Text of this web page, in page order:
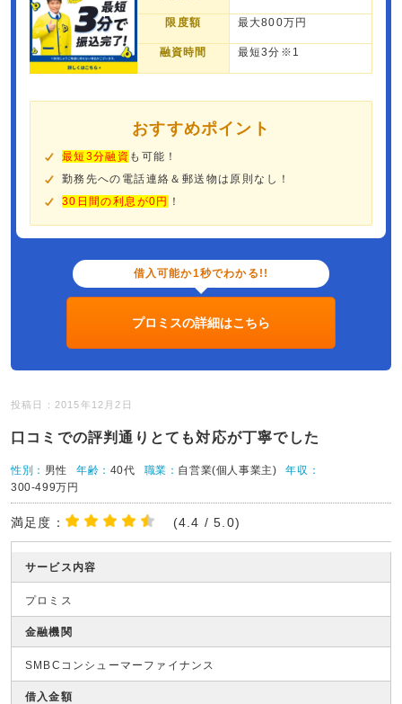
限度額 最大800万円
融資時間 最短3分※1
おすすめポイント
最短3分融資 も可能！
勤務先への電話連絡＆郵送物は原則なし！
30日間の利息が0円
！
借入可能か1秒でわかる!!
プロミスの詳細はこちら
投稿日：2015年12月2日
口コミでの評判通りとても対応が丁寧でした
性別： 男性 年齢： 40代 職業： 自営業(個人事業主)
年収：
300-499万円
満足度： (4.4 / 5.0)
サービス内容
プロミス
金融機関
SMBCコンシューマーファイナンス
借入金額